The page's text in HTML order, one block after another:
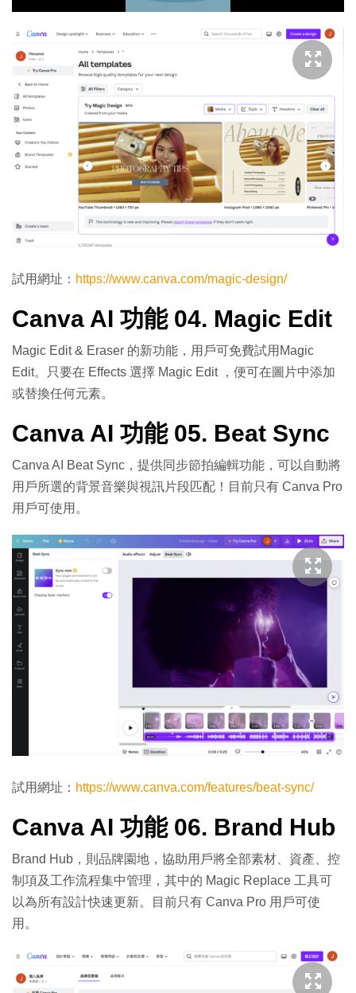
影
試用網址： https://www.canva.com/magic-design/
Canva AI 功能 04. Magic Edit
Magic Edit & Eraser 的新功能，用戶可免費試用Magic
Edit。只要在 Effects 選擇 Magic Edit ，便可在圖片中添加
或替換任何元素。
Canva AI 功能 05. Beat Sync
Canva AI Beat Sync，提供同步節拍編輯功能，可以自動將
用戶所選的背景音樂與視訊片段匹配！目前只有 Canva Pro
用戶可使用。
試用網址： https://www.canva.com/features/beat-sync/
Canva AI 功能 06. Brand Hub
Brand Hub，則品牌園地，協助用戶將全部素材、資產、控
制項及工作流程集中管理，其中的 Magic Replace 工具可
以為所有設計快速更新。目前只有 Canva Pro 用戶可使
用。